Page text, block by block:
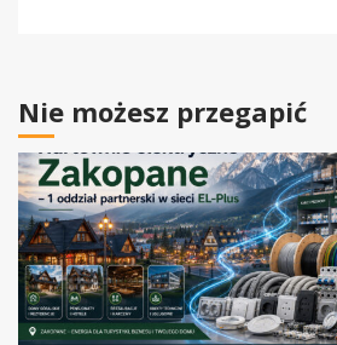
Nie możesz przegapić